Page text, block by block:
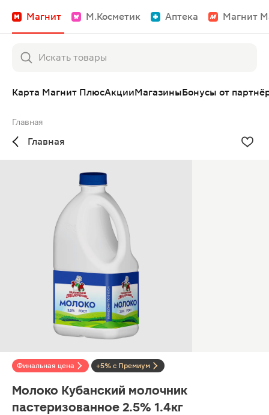
Магнит М.Косметик Аптека Магнит
Карта Магнит ПлюсАкцииМагазиныБонусы от
Главная
Главная
Финальная цена +5% с Премиум
Молоко Кубанский молочник
пастеризованное 2.5% 1.4кг